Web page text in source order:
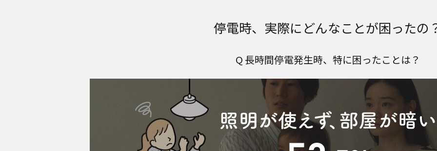
停電時、実際にどんなことが困ったの
Q 長時間停電発生時、特に困ったことは？